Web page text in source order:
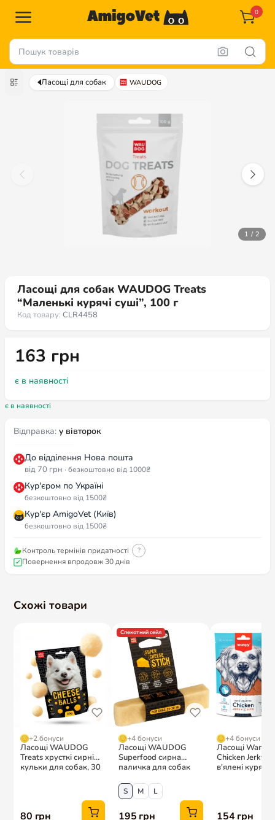
0
Ласощі для собак WAUDOG
1 / 2
Ласощі для собак WAUDOG Treats
“Маленькі курячі суші”, 100 г
Код товару: CLR4458
163 грн
є в наявності
є в наявності
Відправка: у вівторок
До відділення Нова пошта
від 70 грн · безкоштовно від 1000₴
Кур'єром по Україні
безкоштовно від 1500₴
Кур'єр AmigoVet (Київ)
безкоштовно від 1500₴
Контроль термінів придатності ?
Повернення впродовж 30 днів
Схожі товари